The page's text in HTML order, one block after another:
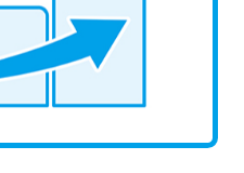
of
this
website
be